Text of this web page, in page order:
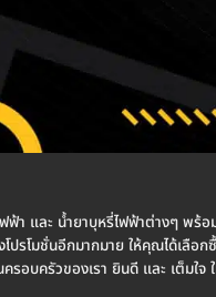
ฟ้า และ น้ำยาบุหรี่ไฟฟ้าต่างๆ
รโมชั่นอีกมากมาย ให้คุณได้เลือ
ครอบครัวของเรา ยินดี และ เต็มใ